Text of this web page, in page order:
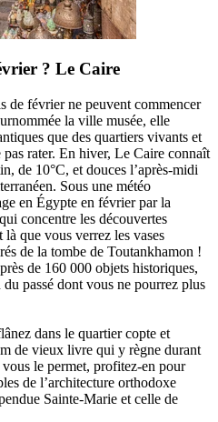
? Le Caire
de février ne peuvent commencer
la ville musée, elle
que des quartiers vivants et
rater. En hiver, Le Caire connaît
de 10°C, et douces l’après-midi
Sous une météo
en Égypte en février par la
concentre les découvertes
là que vous verrez les vases
de la tombe de Toutankhamon !
de 160 000 objets historiques,
passé dont vous ne pourrez plus
dans le quartier copte et
de vieux livre qui y règne durant
le permet, profitez-en pour
de l’architecture orthodoxe
Sainte-Marie et celle de